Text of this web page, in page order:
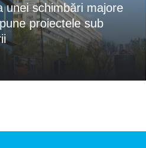
unei schimbări majore
proiectele sub